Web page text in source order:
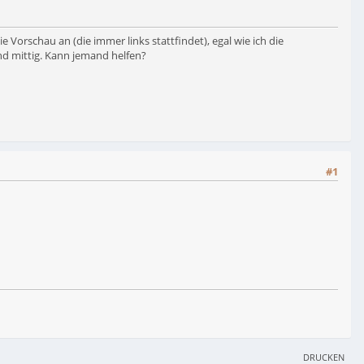
Vorschau an (die immer links stattfindet), egal wie ich die
mittig. Kann jemand helfen?
#1
DRUCKEN